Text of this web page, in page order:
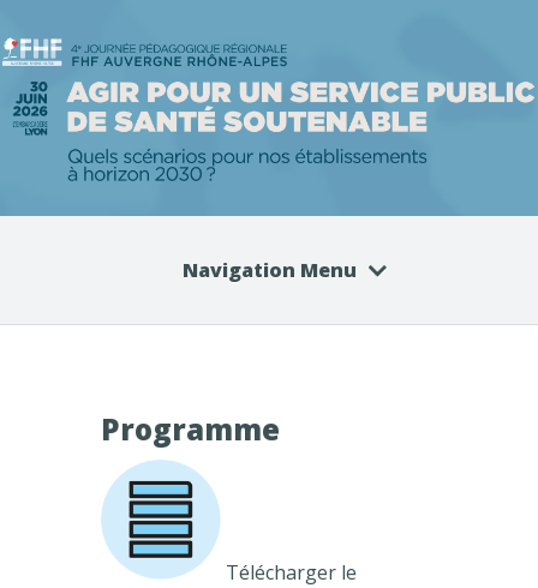
Navigation Menu
Programme
Télécharger le